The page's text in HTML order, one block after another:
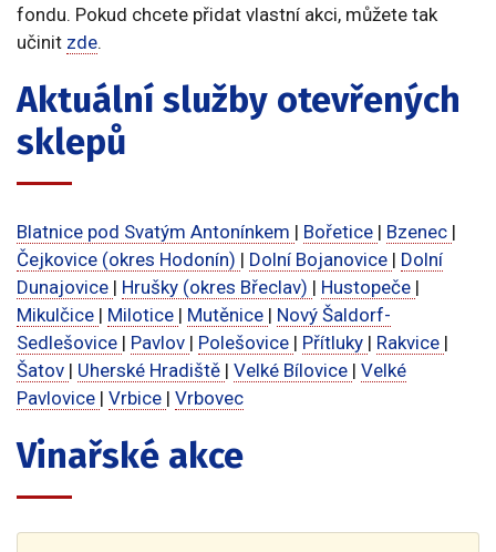
fondu. Pokud chcete přidat vlastní akci, můžete tak
učinit zde.
Aktuální služby otevřených
sklepů
Blatnice pod Svatým Antonínkem | Bořetice | Bzenec |
Čejkovice (okres Hodonín) | Dolní Bojanovice | Dolní
Dunajovice | Hrušky (okres Břeclav) | Hustopeče |
Mikulčice | Milotice | Mutěnice | Nový Šaldorf-
Sedlešovice | Pavlov | Polešovice | Přítluky | Rakvice |
Šatov | Uherské Hradiště | Velké Bílovice | Velké
Pavlovice | Vrbice | Vrbovec
Vinařské akce